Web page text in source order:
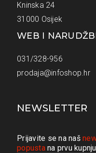
Kninska 24
31000 Osijek
WEB I
031/328-956
prodaja@infoshop.hr
NEWSLETTER
Prijavite se na naš
popustana prvu